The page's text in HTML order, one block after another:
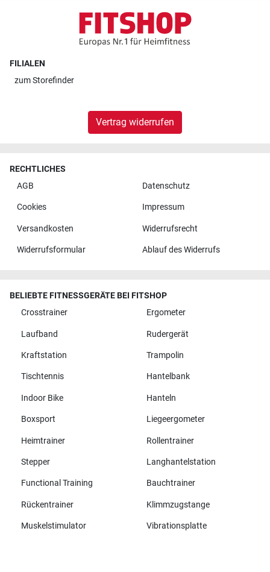
FILIALEN
zumStorefinder
Vertrag widerrufen
RECHTLICHES
AGB
Datenschutz
Cookies Impressum
Versandkosten Widerrufsrecht
Widerrufsformular Ablauf des Widerrufs
BELIEBTE FITNESSGERÄTE BEI FITSHOP
Crosstrainer
Ergometer
Laufband Rudergerät
Kraftstation Trampolin
Tischtennis Hantelbank
Indoor Bike Hanteln
Boxsport Liegeergometer
Heimtrainer Rollentrainer
Stepper Langhantelstation
Functional Training Bauchtrainer
Rückentrainer Klimmzugstange
Muskelstimulator Vibrationsplatte